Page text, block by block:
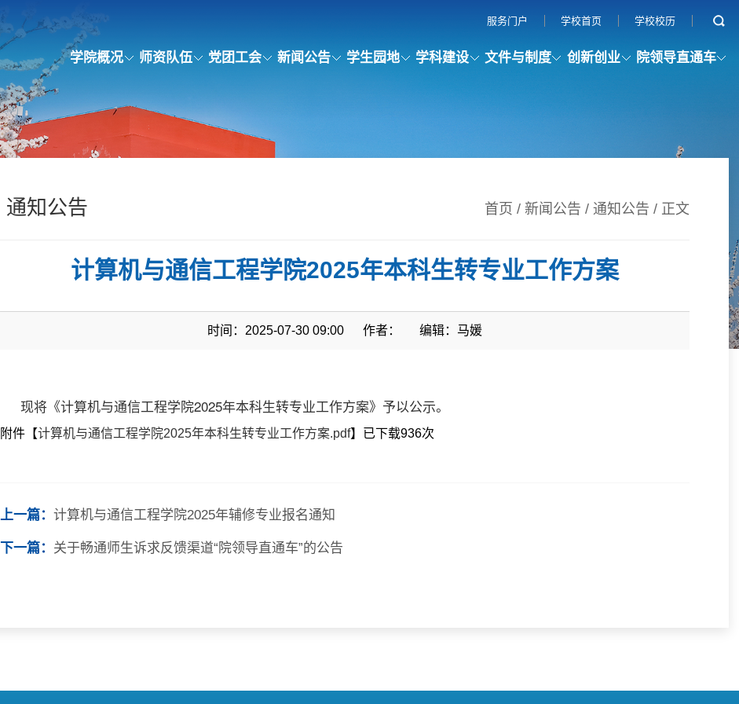
服务门户 学校首页 学校校历
学院概况 师资队伍 党团工会 新闻公告 学生园地 学科建设 文件与制度 创新创业 院领导直通车
通知公告 首页 / 新闻公告 / 通知公告 / 正文
计算机与通信工程学院2025年本科生转专业工作方案
时间：2025-07-30 09:00 作者： 编辑：马媛
现将《计算机与通信工程学院2025年本科生转专业工作方案》予以公示。
附件【计算机与通信工程学院2025年本科生转专业工作方案.pdf】已下载936次
上一篇：计算机与通信工程学院2025年辅修专业报名通知
下一篇： 关于畅通师生诉求反馈渠道“院领导直通车”的公告